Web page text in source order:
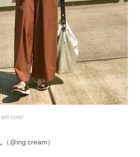
@ing.cream）